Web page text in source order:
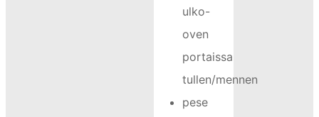
ulko-
oven
portaissa
tullen/mennen
pese